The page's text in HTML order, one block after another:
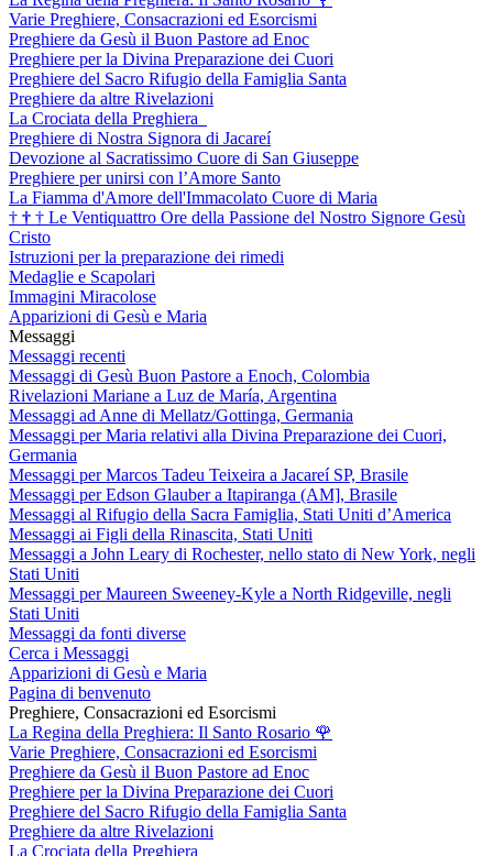
Varie Preghiere, Consacrazioni ed Esorcismi
Preghiere da Gesù il Buon Pastore ad Enoc
Preghiere per la Divina Preparazione dei Cuori
Preghiere del Sacro Rifugio della Famiglia Santa
Preghiere da altre Rivelazioni
La Crociata della Preghiera
Preghiere di Nostra Signora di Jacareí
Devozione al Sacratissimo Cuore di San Giuseppe
Preghiere per unirsi con l’Amore Santo
La Fiamma d'Amore dell'Immacolato Cuore di Maria
† † † Le Ventiquattro Ore della Passione del Nostro Signore Gesù
Cristo
Istruzioni per la preparazione dei rimedi
Medaglie e Scapolari
Immagini Miracolose
Apparizioni di Gesù e Maria
Messaggi
Messaggi recenti
Messaggi di Gesù Buon Pastore a Enoch, Colombia
Rivelazioni Mariane a Luz de María, Argentina
Messaggi ad Anne di Mellatz/Gottinga, Germania
Messaggi per Maria relativi alla Divina Preparazione dei Cuori,
Germania
Messaggi per Marcos Tadeu Teixeira a Jacareí SP, Brasile
Messaggi per Edson Glauber a Itapiranga (AM], Brasile
Messaggi al Rifugio della Sacra Famiglia, Stati Uniti d’America
Messaggi ai Figli della Rinascita, Stati Uniti
Messaggi a John Leary di Rochester, nello stato di New York, negli
Stati Uniti
Messaggi per Maureen Sweeney-Kyle a North Ridgeville, negli
Stati Uniti
Messaggi da fonti diverse
Cerca i Messaggi
Apparizioni di Gesù e Maria
Pagina di benvenuto
Preghiere, Consacrazioni ed Esorcismi
La Regina della Preghiera: Il Santo Rosario 🌹
Varie Preghiere, Consacrazioni ed Esorcismi
Preghiere da Gesù il Buon Pastore ad Enoc
Preghiere per la Divina Preparazione dei Cuori
Preghiere del Sacro Rifugio della Famiglia Santa
Preghiere da altre Rivelazioni
La Crociata della Preghiera